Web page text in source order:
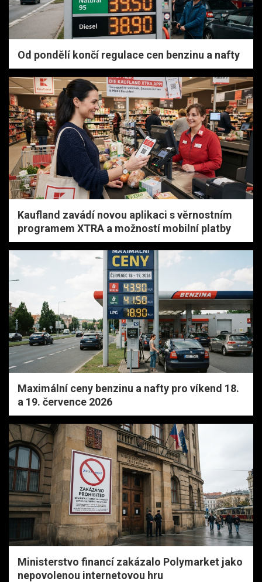
Od pondělí končí regulace cen benzinu a nafty
Kaufland zavádí novou aplikaci s věrnostním
programem XTRA a možností mobilní platby
Maximální ceny benzinu a nafty pro víkend 18.
a 19. července 2026
Ministerstvo financí zakázalo Polymarket jako
nepovolenou internetovou hru